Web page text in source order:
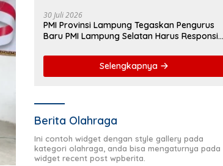
30 Juli 2026
PMI Provinsi Lampung Tegaskan Pengurus
Baru PMI Lampung Selatan Harus Responsif
Selengkapnya
Berita Olahraga
Ini contoh widget dengan style gallery pada
kategori olahraga, anda bisa mengaturnya pada
widget recent post wpberita.